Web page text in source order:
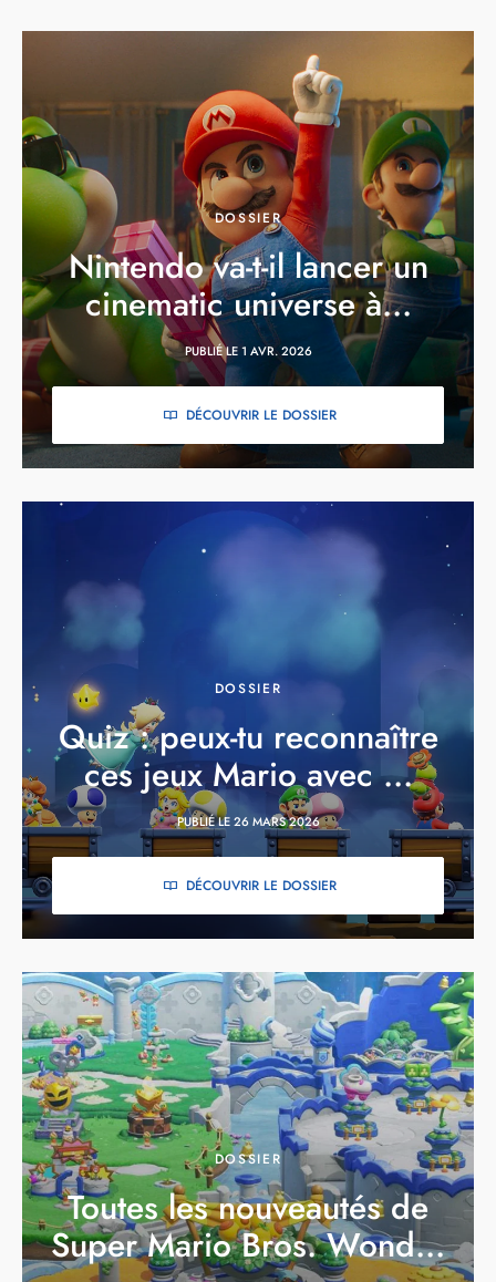
DOSSIER
Nintendo va-t-il lancer un
cinematic universe à...
PUBLIÉ LE 1 AVR. 2026
DÉCOUVRIR LE DOSSIER
DOSSIER
Quiz : peux-tu reconnaître
ces jeux Mario avec ...
PUBLIÉ LE 26 MARS 2026
DÉCOUVRIR LE DOSSIER
DOSSIER
Toutes les nouveautés de
Super Mario Bros. Wond...